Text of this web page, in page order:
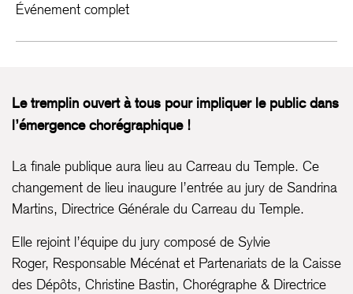
Événement complet
Le tremplin ouvert à tous pour impliquer le public dans
l’émergence chorégraphique !
La finale publique aura lieu au Carreau du Temple. Ce
changement de lieu inaugure l’entrée au jury de Sandrina
Martins, Directrice Générale du Carreau du Temple.
Elle rejoint l’équipe du jury composé de Sylvie
Roger, Responsable Mécénat et Partenariats de la Caisse
des Dépôts, Christine Bastin, Chorégraphe & Directrice